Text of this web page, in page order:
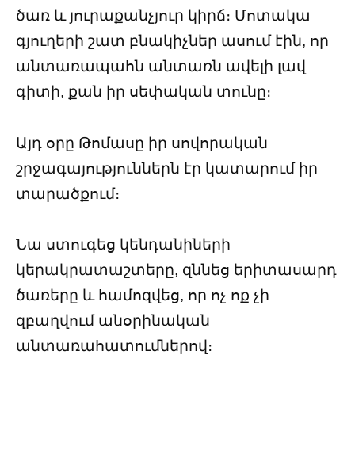
ծառ և յուրաքանչյուր կիրճ։ Մոտակա
գյուղերի շատ բնակիչներ ասում էին, որ
անտառապահն անտառն ավելի լավ
գիտի, քան իր սեփական տունը։
Այդ օրը Թոմասը իր սովորական
շրջագայություններն էր կատարում իր
տարածքում։
Նա ստուգեց կենդանիների
կերակրատաշտերը, զննեց երիտասարդ
ծառերը և համոզվեց, որ ոչ ոք չի
զբաղվում անօրինական
անտառահատումներով։